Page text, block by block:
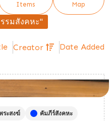
Items
Map
รมสังคหะ"
Creator Date Added
ระสงฆ์
คัมภีร์สังคหะ